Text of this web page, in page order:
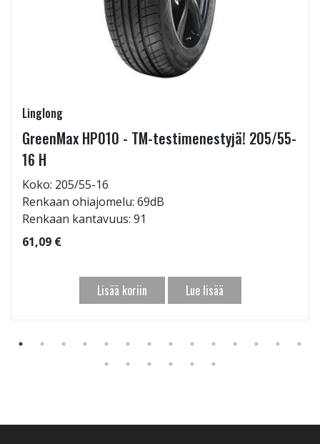
Linglong
GreenMax HP010 - TM-testimenestyjä! 205/55-
16 H
Koko: 205/55-16
Renkaan ohiajomelu: 69dB
Renkaan kantavuus: 91
61,09 €
Lisää koriin Lue lisää